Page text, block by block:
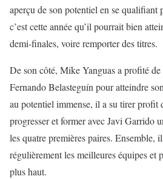
aperçu de son potentiel en se
c’est cette année qu’il pourrait bien
demi-finales, voire remporter des titres.
De son côté, Mike Yanguas a profité de
Fernando Belasteguín pour atteindre
au potentiel immense, il a su tirer profit
progresser et former avec Javi Garrido
les quatre premières paires. Ensemble,
régulièrement les meilleures équipes et
plus haut.